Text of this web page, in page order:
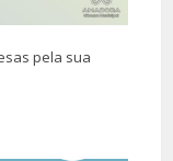
pela sua